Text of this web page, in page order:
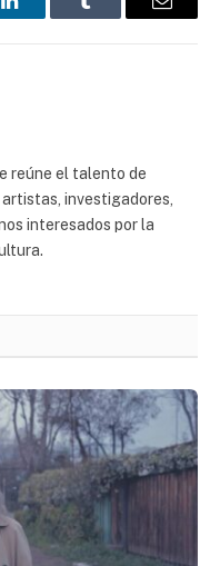
LinkedInTumblr Email
reúne el talento de
investigadores,
interesados por la